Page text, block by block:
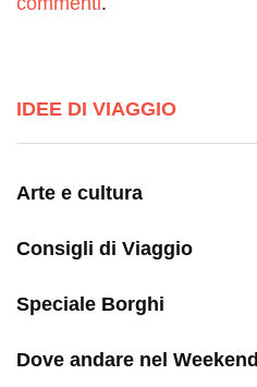
IDEE DI VIAGGIO
Arte e cultura
Consigli di Viaggio
Speciale Borghi
Dove andare nel Weekend